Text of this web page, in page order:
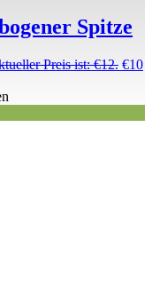
Spitze
Preis ist: €12. €10